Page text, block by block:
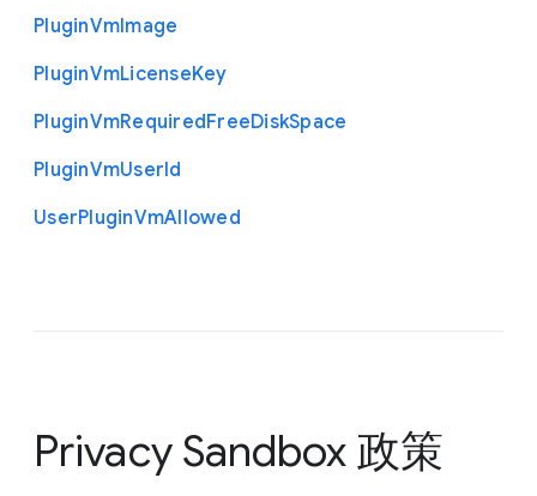
PluginVmImage
PluginVmLicenseKey
PluginVmRequiredFreeDiskSpace
PluginVmUserId
UserPluginVmAllowed
Privacy Sandbox 政策